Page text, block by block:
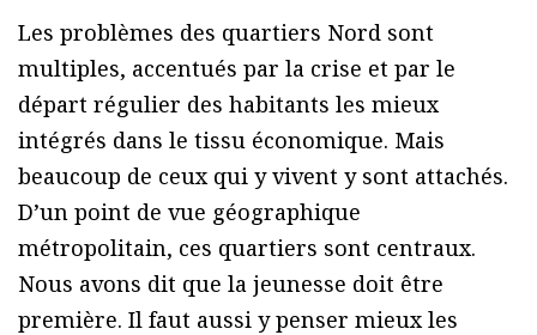
Les problèmes des quartiers Nord sont
multiples, accentués par la crise et par le
départ régulier des habitants les mieux
intégrés dans le tissu économique. Mais
beaucoup de ceux qui y vivent y sont attachés.
D’un point de vue géographique
métropolitain, ces quartiers sont centraux.
Nous avons dit que la jeunesse doit être
première. Il faut aussi y penser mieux les